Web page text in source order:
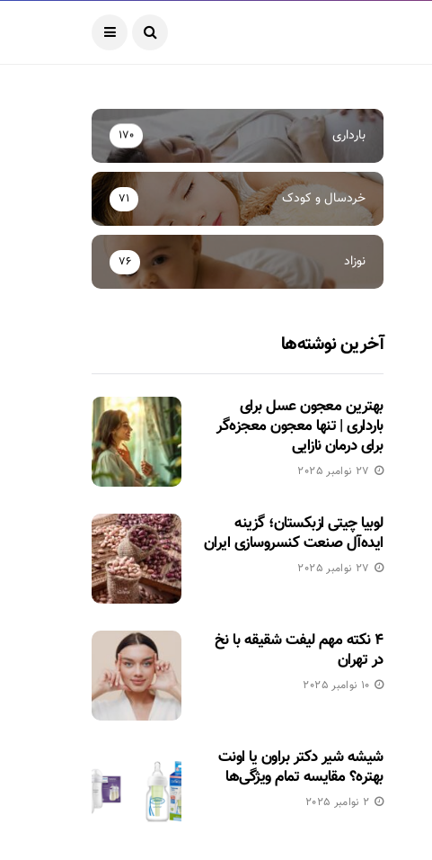
بارداری 170
خردسال و کودک 71
نوزاد 76
آخرین نوشته‌ها
بهترین معجون عسل برای
بارداری | تنها معجون معجزه‌گر
برای درمان نازایی
27 نوامبر 2025
لوبیا چیتی ازبکستان؛ گزینه
ایده‌آل صنعت کنسروسازی ایران
27 نوامبر 2025
۴ نکته مهم لیفت شقیقه با نخ
در تهران
10 نوامبر 2025
شیشه شیر دکتر براون یا اونت
بهتره؟ مقایسه تمام ویژگی‌ها
2 نوامبر 2025